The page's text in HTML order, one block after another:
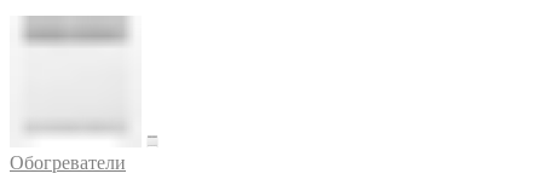
Обогреватели